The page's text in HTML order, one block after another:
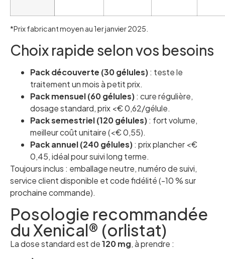
*Prix fabricant moyen au 1er janvier 2025.
Choix rapide selon vos besoins
Pack découverte (30 gélules): teste le
traitement un mois à petit prix.
Pack mensuel (60 gélules): cure régulière,
dosage standard, prix <€ 0,62/gélule.
Pack semestriel (120 gélules): fort volume,
meilleur coût unitaire (<€ 0,55).
Pack annuel (240 gélules): prix plancher <€
0,45, idéal pour suivi long terme.
Toujours inclus : emballage neutre, numéro de suivi,
service client disponible et code fidélité (-10 % sur
prochaine commande).
Posologie recommandée
du Xenical® (orlistat)
La dose standard est de120 mg, à prendre :